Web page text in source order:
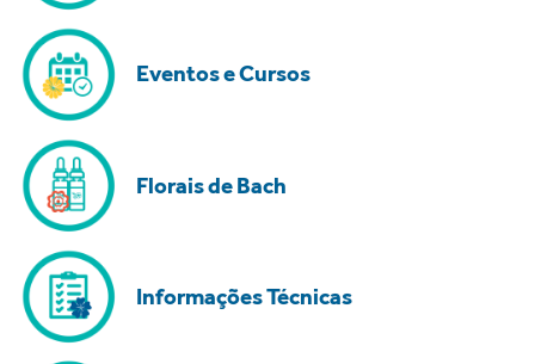
Eventos e Cursos
Florais de Bach
Informações Técnicas